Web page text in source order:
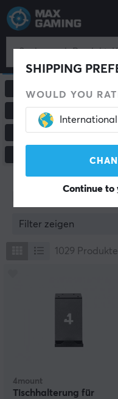
SHIPPING
WOULD YOU
International
Continue to
CUSTOM KEYBOARD
Konsole &
Filter zeigen
1029 Produkte
4mount
Tischhalterung für